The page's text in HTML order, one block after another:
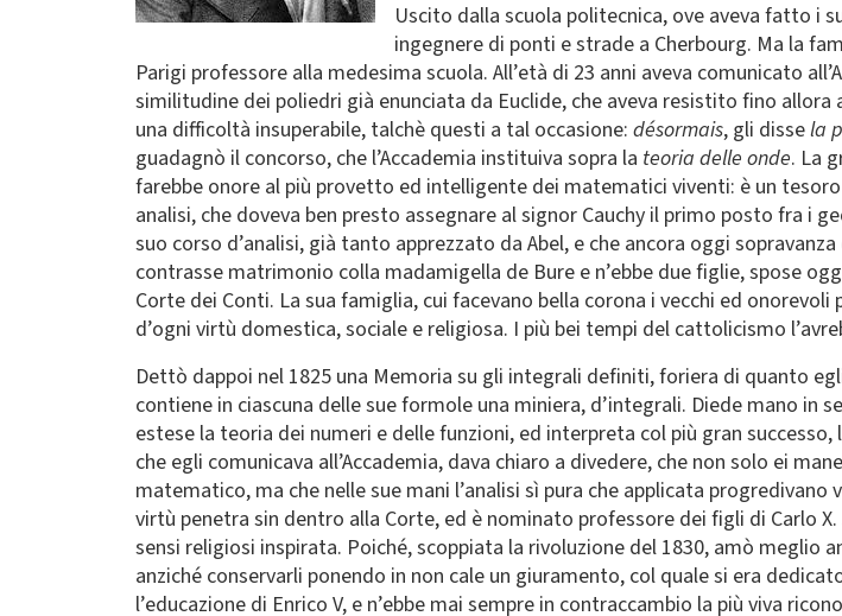
Uscito dalla scuola politecnica, ove aveva fatto i
ingegnere di ponti e strade a Cherbourg. Ma la
Parigi professore alla medesima scuola. All’età di 23 anni aveva comunicato
similitudine dei poliedri già enunciata da Euclide, che aveva resistito fino
una difficoltà insuperabile, talchè questi a tal occasione: désormais, gli dissela
guadagnò il concorso, che l’Accademia instituiva sopra la teoria delle onde. La
farebbe onore al più provetto ed intelligente dei matematici viventi: è un
analisi, che doveva ben presto assegnare al signor Cauchy il primo posto fra
suo corso d’analisi, già tanto apprezzato da Abel, e che ancora oggi
contrasse matrimonio colla madamigella de Bure e n’ebbe due figlie, spose
Corte dei Conti. La sua famiglia, cui facevano bella corona i vecchi ed
d’ogni virtù domestica, sociale e religiosa. I più bei tempi del cattolicismo
Dettò dappoi nel 1825 una Memoria su gli integrali definiti, foriera di quanto
contiene in ciascuna delle sue formole una miniera, d’integrali. Diede mano in
estese la teoria dei numeri e delle funzioni, ed interpreta col più gran
che egli comunicava all’Accademia, dava chiaro a divedere, che non solo ei
matematico, ma che nelle sue mani l’analisi sì pura che applicata
virtù penetra sin dentro alla Corte, ed è nominato professore dei figli di Carlo
sensi religiosi inspirata. Poiché, scoppiata la rivoluzione del 1830, amò meglio
anziché conservarli ponendo in non cale un giuramento, col quale si era
l’educazione di Enrico V, e n’ebbe mai sempre in contraccambio la più viva